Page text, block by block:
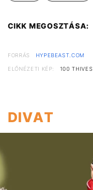
CIKK MEGOSZTÁSA:
FORRÁS
HYPEBEAST.COM
ELŐNÉZETI KÉP:
100 THIVES
DIVAT